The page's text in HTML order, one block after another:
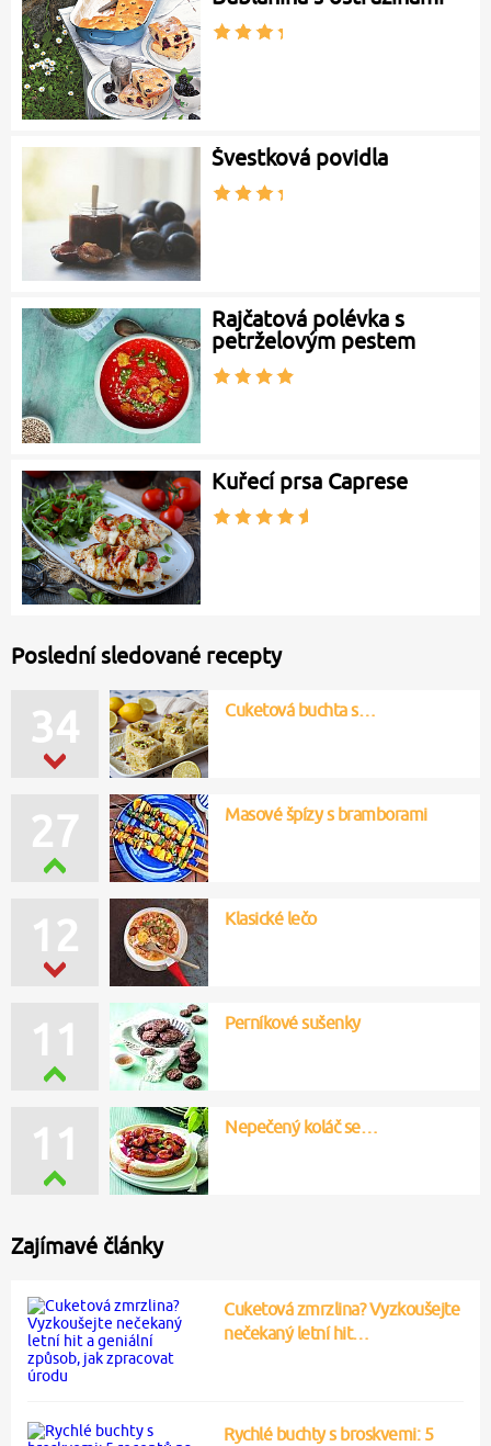
Švestková povidla
Rajčatová polévka s
petrželovým pestem
Kuřecí prsa Caprese
Poslední sledované recepty
34 Cuketová buchta s…
27 Masové špízy s bramborami
12 Klasické lečo
11 Perníkové sušenky
11 Nepečený koláč se…
Zajímavé články
Cuketová zmrzlina? Vyzkoušejte
nečekaný letní hit…
Rychlé buchty s broskvemi: 5